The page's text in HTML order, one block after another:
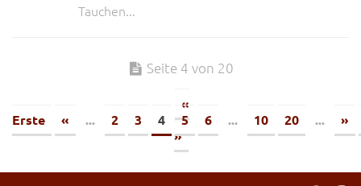
Tauchen...
Seite 4 von 20
«
Erste
« ... 2 3 4 5 6 ... 10 20 ...
»
»